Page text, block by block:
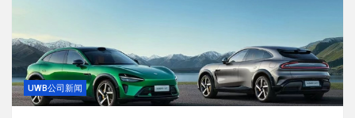
UWB公司新闻